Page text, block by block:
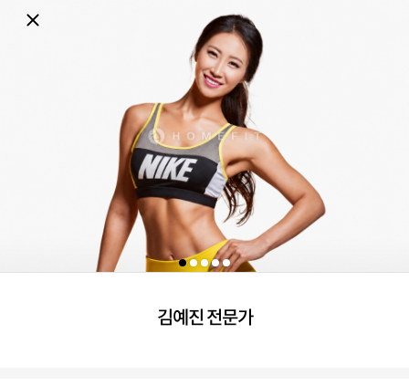
김예진 전문가